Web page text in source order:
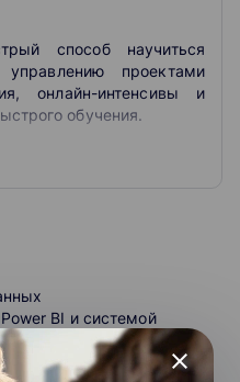
способ научиться
проектами
онлайн-интенсивы и
обучения.
по подготовке и
таких компаниях как
Банк и других
из них являются
успешных онлайн-
в 2011 году.
BI и системой
задач. Обзор
и особенностей работы с
close